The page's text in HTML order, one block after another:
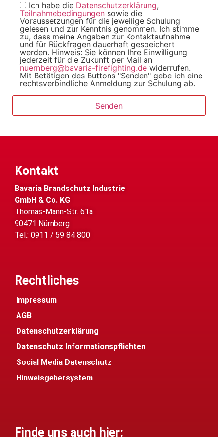
Ich habe die Datenschutzerklärung,
Teilnahmebedingungen sowie die
Voraussetzungen für die jeweilige Schulung
gelesen und zur Kenntnis genommen. Ich stimme
zu, dass meine Angaben zur Kontaktaufnahme
und für Rückfragen dauerhaft gespeichert
werden. Hinweis: Sie können Ihre Einwilligung
jederzeit für die Zukunft per Mail an
nuernberg@bavaria-firefighting.de widerrufen.
Mit Betätigen des Buttons "Senden" gebe ich eine
rechtsverbindliche Anmeldung zur Schulung ab.
Kontakt
Bavaria Brandschutz Industrie
GmbH & Co. KG
Thomas-Mann-Str. 61a
90471 Nürnberg
Tel.: 0911 / 59 84 800
Rechtliches
Impressum
AGB
Datenschutzerklärung
Datenschutz Informationspflichten
Social Media Datenschutz
Hinweisgebersystem
Finde uns auch hier: